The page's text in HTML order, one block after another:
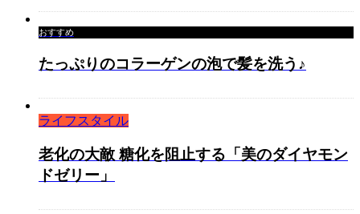
おすすめ
たっぷりのコラーゲンの泡で髪を洗う♪
ライフスタイル
老化の大敵 糖化を阻止する「美のダイヤモン
ドゼリー」